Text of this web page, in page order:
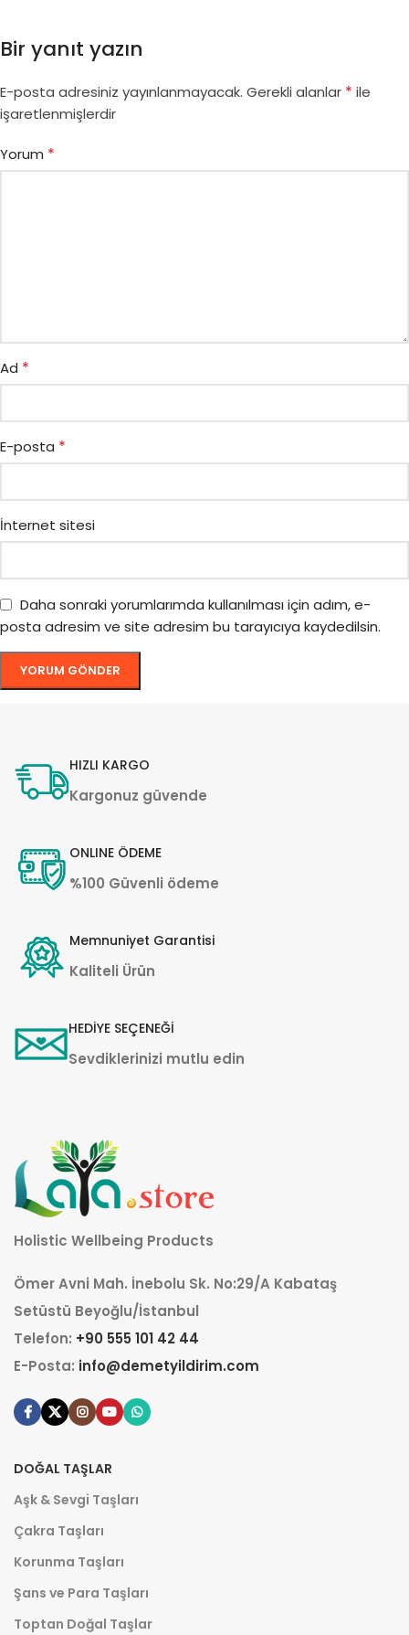
Bir yanıt yazın
E-posta adresiniz yayınlanmayacak. Gerekli alanlar * ile
işaretlenmişlerdir
Yorum *
Ad *
E-posta *
İnternet sitesi
Daha sonraki yorumlarımda kullanılması için adım, e-
posta adresim ve site adresim bu tarayıcıya kaydedilsin.
HIZLI KARGO
Kargonuz güvende
ONLINE ÖDEME
%100 Güvenli ödeme
Memnuniyet Garantisi
Kaliteli Ürün
HEDİYE SEÇENEĞİ
Sevdiklerinizi mutlu edin
Holistic Wellbeing Products
Ömer Avni Mah. İnebolu Sk. No:29/A Kabataş
Setüstü Beyoğlu/İstanbul
Telefon: +90 555 101 42 44
E-Posta: info@demetyildirim.com
DOĞAL TAŞLAR
Aşk & Sevgi Taşları
Çakra Taşları
Korunma Taşları
Şans ve Para Taşları
Toptan Doğal Taşlar